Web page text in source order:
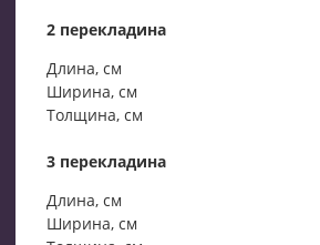
2 перекладина
Длина, см
Ширина, см
Толщина, см
3 перекладина
Длина, см
Ширина, см